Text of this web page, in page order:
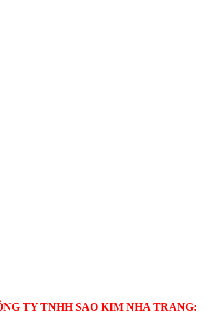
TY TNHH SAO KIM NHA TRANG: